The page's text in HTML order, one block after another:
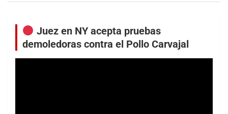
Juez en NY acepta pruebas
demoledoras contra el Pollo Carvajal